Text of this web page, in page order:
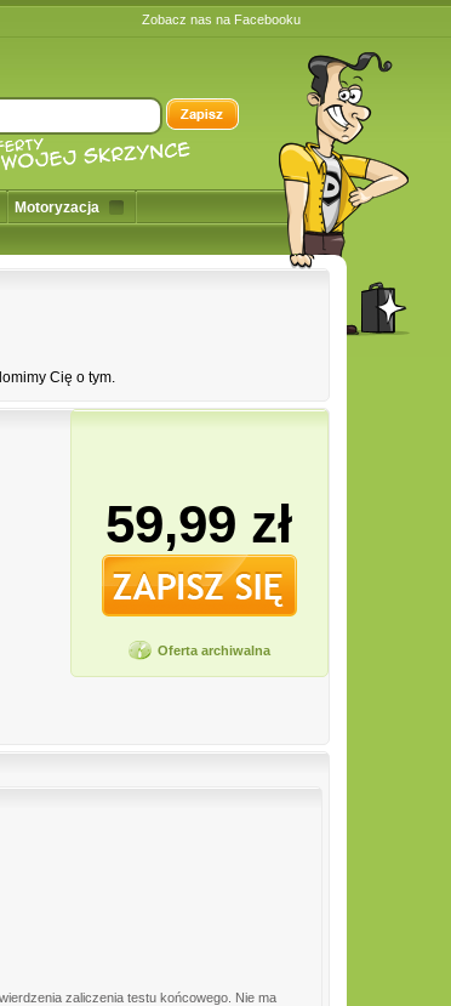
Zobacz nas na Facebooku
Motoryzacja
Cię o tym.
59,99 zł
Oferta archiwalna
zaliczenia testu końcowego. Nie ma